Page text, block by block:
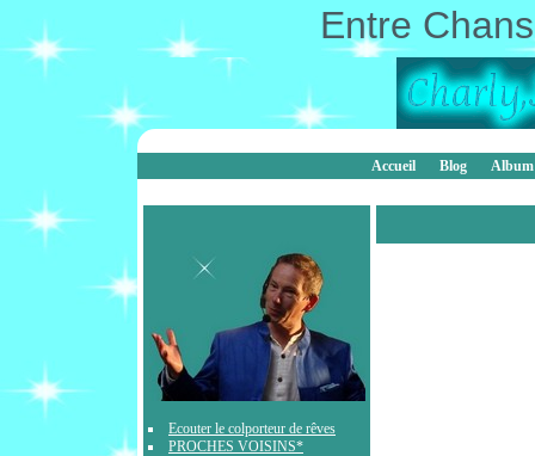
Entre
Accueil Blog
Ecouter le colporteur de rêves
PROCHES VOISINS*